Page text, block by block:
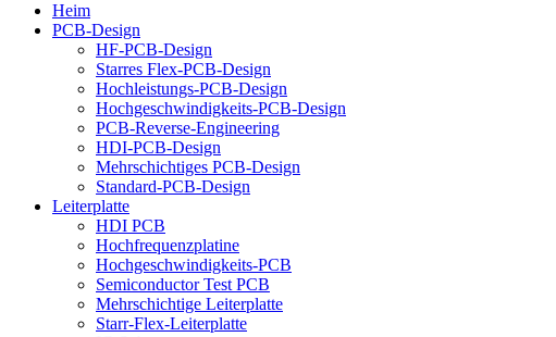
Heim
PCB-Design
HF-PCB-Design
Starres Flex-PCB-Design
Hochleistungs-PCB-Design
Hochgeschwindigkeits-PCB-Design
PCB-Reverse-Engineering
HDI-PCB-Design
Mehrschichtiges PCB-Design
Standard-PCB-Design
Leiterplatte
HDI PCB
Hochfrequenzplatine
Hochgeschwindigkeits-PCB
Semiconductor Test PCB
Mehrschichtige Leiterplatte
Starr-Flex-Leiterplatte